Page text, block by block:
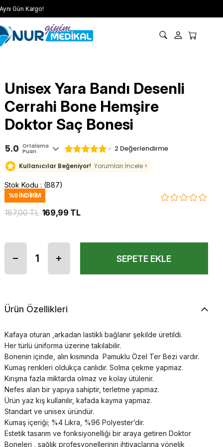
Gün Kargo!
Unisex Yara Bandı Desenli
Cerrahi Bone Hemşire
Doktor Saç Bonesi
5.0 Ortalama
Puan 2 Değerlendirme
Kullanıcılar Beğeniyor! Yorumları İncele >
Stok Kodu (B87)
%9İNDIRIM
187,00 TL 169,99 TL
Ürün Özellikleri
Kafaya oturan ,arkadan lastikli bağlanır şekilde üretildi.
Her türlü üniforma üzerine takılabilir.
Bonenin içinde, alın kısmında Pamuklu Özel Ter Bezi vardır.
Kumaş renkleri oldukça canlıdır. Solma çekme yapmaz.
Kırışma fazla miktarda olmaz ve kolay ütülenir.
Nefes alan bir yapıya sahiptir, terletme yapmaz.
Ürün yaz kış kullanılır, kafada kayma yapmaz.
Standart ve unisex üründür.
Kumaş içeriği; %4 Likra, %96 Polyester’dir.
Estetik tasarım ve fonksiyonelliği bir araya getiren Doktor
Boneleri , sağlık profesyonellerinin ihtiyaçlarına yönelik